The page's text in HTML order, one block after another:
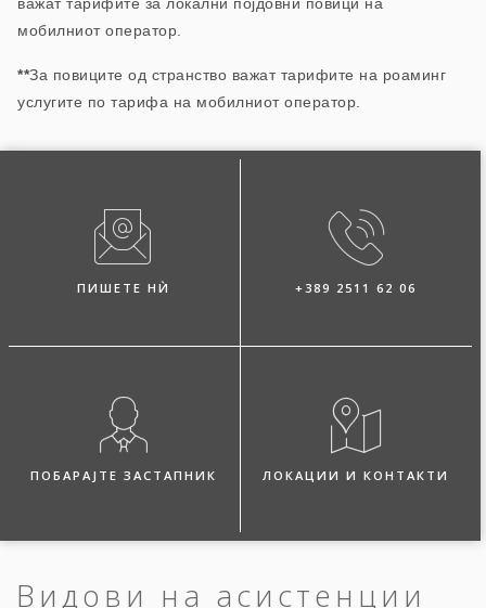
мобилниот оператор.
**За повиците од странство важат тарифите на роаминг
услугите по тарифа на мобилниот оператор.
ПИШЕТЕ НЍ +389 2511 62 06
ПОБАРАЈТЕ ЗАСТАПНИК ЛОКАЦИИ И КОНТАКТИ
Видови на асистенции